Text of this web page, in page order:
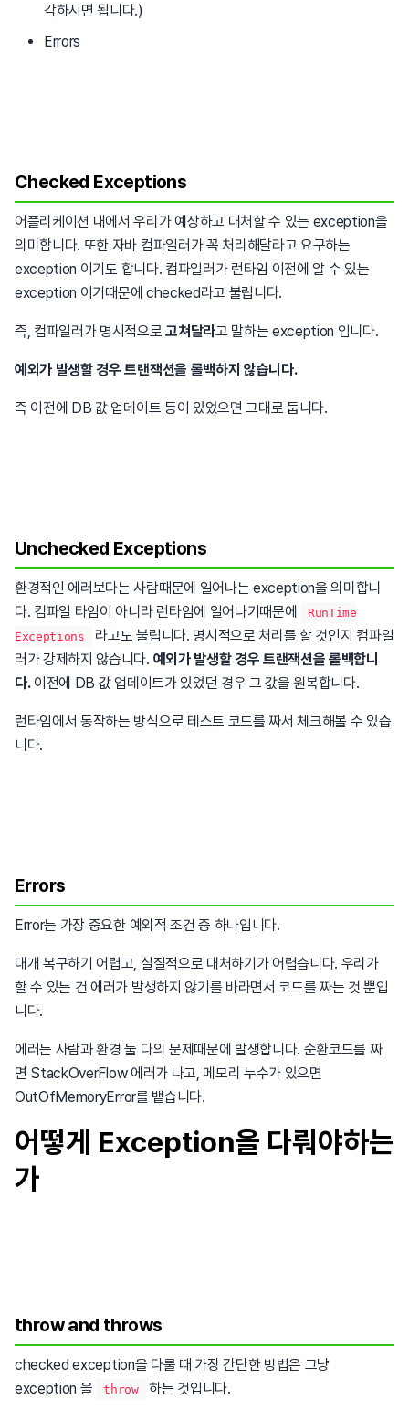
각하시면 됩니다.)
Errors
Checked Exceptions
어플리케이션 내에서 우리가 예상하고 대처할 수 있는 exception을
의미합니다. 또한 자바 컴파일러가 꼭 처리해달라고 요구하는
exception 이기도 합니다. 컴파일러가 런타임 이전에 알 수 있는
exception 이기때문에 checked라고 불립니다.
즉, 컴파일러가 명시적으로고쳐달라고 말하는 exception 입니다.
예외가 발생할 경우 트랜잭션을 롤백하지 않습니다.
즉 이전에 DB 값 업데이트 등이 있었으면 그대로 둡니다.
Unchecked Exceptions
환경적인 에러보다는 사람때문에 일어나는 exception을 의미합니
다. 컴파일 타임이 아니라 런타임에 일어나기때문에
RunTime
Exceptions
라고도 불립니다. 명시적으로 처리를 할 것인지 컴파일
러가 강제하지 않습니다. 예외가 발생할 경우 트랜잭션을 롤백합니
다.이전에 DB 값 업데이트가 있었던 경우 그 값을 원복합니다.
런타임에서 동작하는 방식으로 테스트 코드를 짜서 체크해볼 수 있습
니다.
Errors
Error는 가장 중요한 예외적 조건 중 하나입니다.
대개 복구하기 어렵고, 실질적으로 대처하기가 어렵습니다. 우리가
할 수 있는 건 에러가 발생하지 않기를 바라면서 코드를 짜는 것 뿐입
니다.
에러는 사람과 환경 둘 다의 문제때문에 발생합니다. 순환코드를 짜
면 StackOverFlow 에러가 나고, 메모리 누수가 있으면
OutOfMemoryError를 뱉습니다.
어떻게 Exception을 다뤄야하는
가
throw and throws
checked exception을 다룰 때 가장 간단한 방법은 그냥
exception 을
throw 하는 것입니다.